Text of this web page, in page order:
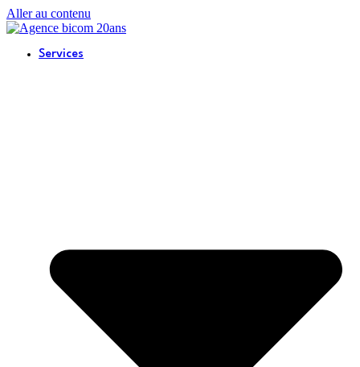
Aller au contenu
Services